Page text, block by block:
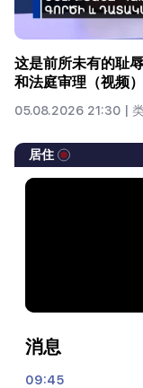
这是前所未有的耻
和法庭审理（视频）
05.08.2026 21:30 |
居住
消息
09:45